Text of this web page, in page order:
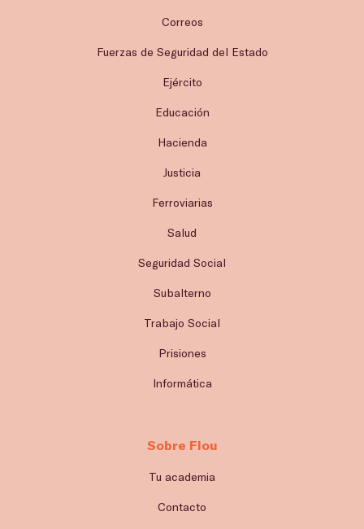
Correos
Fuerzas de Seguridad del Estado
Ejército
Educación
Hacienda
Justicia
Ferroviarias
Salud
Seguridad Social
Subalterno
Trabajo Social
Prisiones
Informática
Sobre Flou
Tu academia
Contacto